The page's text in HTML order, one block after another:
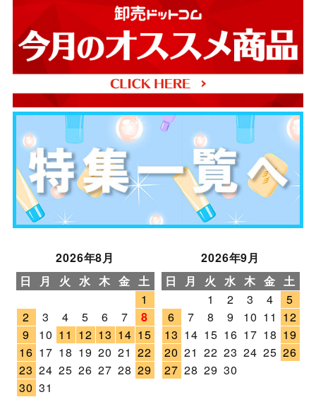
2026年8月
日
月 火 水 木 金 土
1
2
3 4 5 6 7
8
9
10 11 12 13 14 15
16 17 18 19 20 21 22
23 24 25 26 27 28 29
30 31
2026年9月
日
月 火 水 木 金 土
1
2 3 4
5
6
7 8 9 10 11 12
13 14 15 16 17 18 19
20 21 22 23 24 25 26
27 28 29 30